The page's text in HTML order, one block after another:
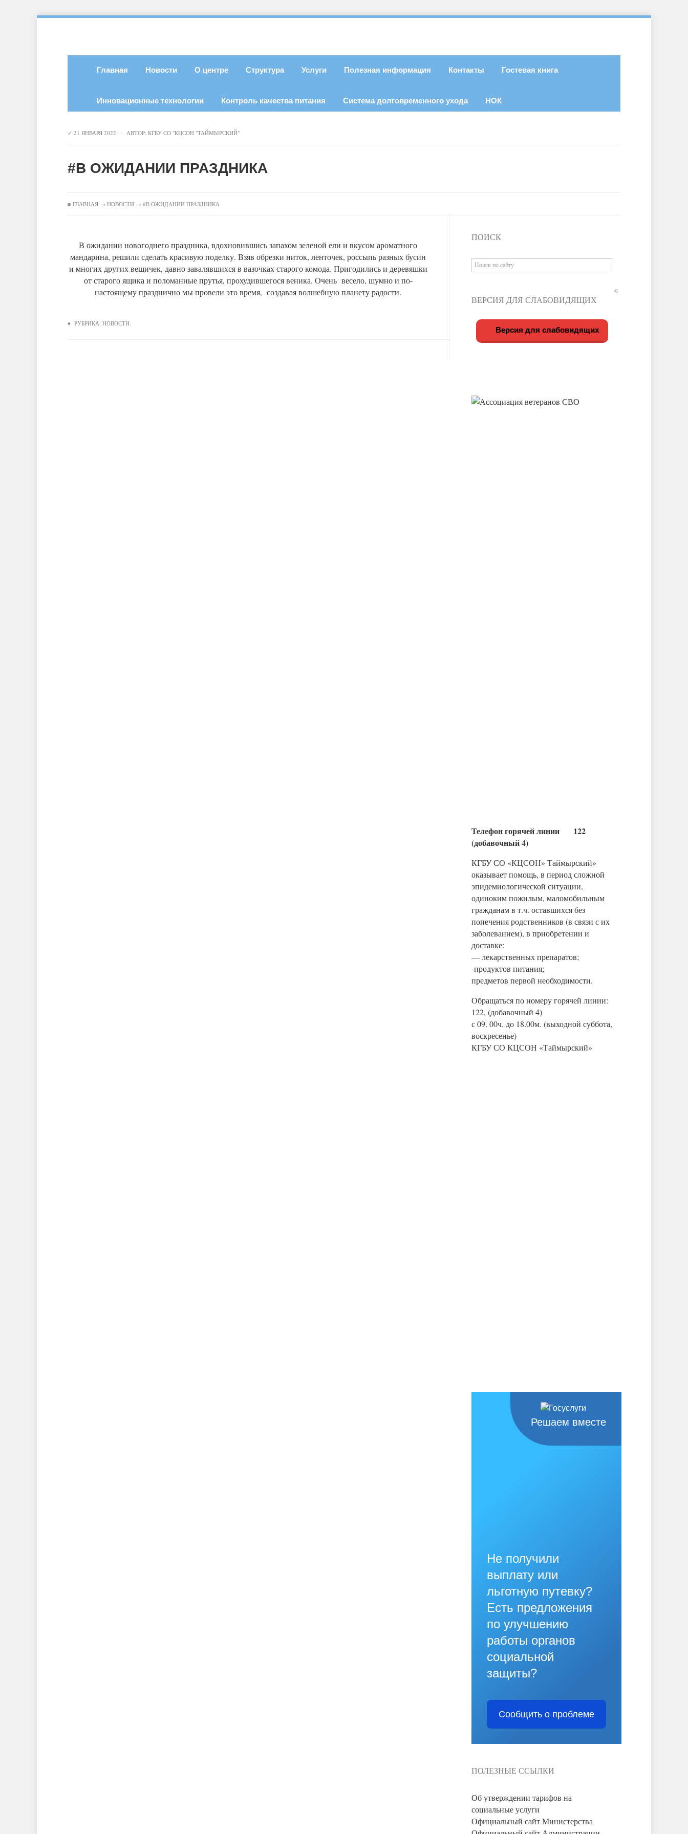
Главная Новости О центре Структура Услуги Полезная информация Контакты Гостевая книга
Инновационные технологии Контроль качества питания Система долговременного ухода НОК
21 ЯНВАРЯ 2022 · АВТОР: КГБУ СО "КЦСОН "ТАЙМЫРСКИЙ"
#В ОЖИДАНИИ ПРАЗДНИКА
≡ ГЛАВНАЯ → НОВОСТИ → #В ОЖИДАНИИ ПРАЗДНИКА
В ожидании новогоднего праздника, вдохновившись запахом зеленой ели и вкусом ароматного
мандарина, решили сделать красивую поделку. Взяв обрезки ниток, ленточек, россыпь разных бусин
и многих других вещичек, давно завалявшихся в вазочках старого комода. Пригодились и деревяшки
от старого ящика и поломанные прутья, прохудившегося веника. Очень весело, шумно и по-
настоящему празднично мы провели это время, создавая волшебную планету радости.
♦ РУБРИКА: НОВОСТИ.
ПОИСК
ВЕРСИЯ ДЛЯ СЛАБОВИДЯЩИХ
Версия для слабовидящих
Телефон горячей линии 122
(добавочный 4)
КГБУ СО «КЦСОН» Таймырский»
оказывает помощь, в период сложной
эпидемиологической ситуации,
одиноким пожилым, маломобильным
гражданам в т.ч. оставшихся без
попечения родственников (в связи с их
заболеванием), в приобретении и
доставке:
— лекарственных препаратов;
-продуктов питания;
предметов первой необходимости.
Обращаться по номеру горячей линии:
122, (добавочный 4)
с 09. 00ч. до 18.00м. (выходной суббота,
воскресенье)
КГБУ СО КЦСОН «Таймырский»
Решаем вместе
Не получили
выплату или
льготную путевку?
Есть предложения
по улучшению
работы органов
социальной
защиты?
Сообщить о проблеме
ПОЛЕЗНЫЕ ССЫЛКИ
Об утверждении тарифов на
социальные услуги
Официальный сайт Министерства
©